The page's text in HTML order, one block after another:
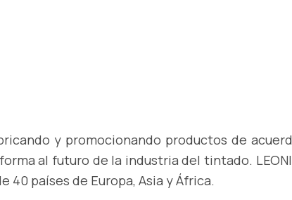
y promocionando productos de
al futuro de la industria del tintado.
40 países de Europa, Asia y África.